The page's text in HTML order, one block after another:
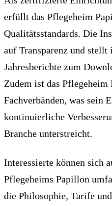
erfüllt das Pflegeheim
Qualitätsstandards. Die
auf Transparenz und stellt
Jahresberichte zum
Zudem ist das
Fachverbänden, was sein
kontinuierliche
Branche unterstreicht.
Interessierte können sich
Pflegeheims Papillon
die Philosophie, Tarife